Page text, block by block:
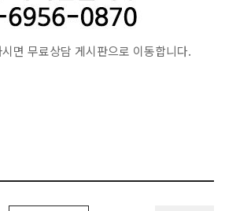
면 무료상담 게시판으로 이동합니다.